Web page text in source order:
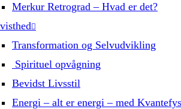
Merkur Retrograd – Hvad er det?
Transformation og Selvudvikling
Spirituel opvågning
Bevidst Livsstil
Energi – alt er energi – med